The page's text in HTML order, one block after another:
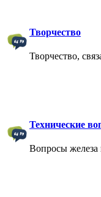
Творчество
Творчество,
Технические
Вопросы железа